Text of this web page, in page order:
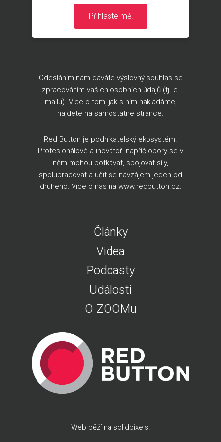
Přihlaste mě!
Odesláním nám dáváte výslovný souhlas se
zpracováním vašich osobních údajů (tj. e-
mailu). Více o tom, jak s ním nakládáme,
najdete na samostatné stránce.
Red Button je podnikatelský ekosystém.
Profesionálové a inovátoři napříč obory se v
něm mohou potkávat, spojovat síly,
spolupracovat a učit se návzájem jeden od
druhého. Více o nás na www.redbutton.cz.
Články
Videa
Podcasty
Události
O ZOOMu
Web běží na solidpixels.